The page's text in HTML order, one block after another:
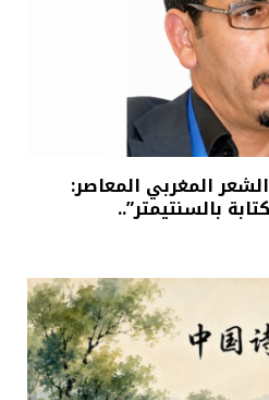
المغربي المعاصر:
بالسنتيمتر”..